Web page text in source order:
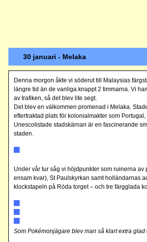
30 januari - Melaka
Denna morgon åkte vi söderut till Malaysias
längre tid än de vanliga knappt 2 timmarna. Vi
av trafiken, så det blev lite segt.
Det blev en välkommen promenad i Melaka.
eftertraktad plats för kolonialmakter som
Unescolistade stadskärnan är en fascinerande
staden.
Under vår tur såg vi höjdpunkter som ruinerna
ensam kvar), St Paulskyrkan samt holländarnas
klockstapeln på Röda torget – och tre färgglada
Som Pokémonjägare blev man så klart extra